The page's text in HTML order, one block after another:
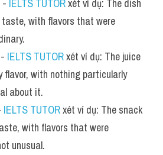
- IELTS TUTOR xét ví dụ: The dish
with flavors that were
IELTS TUTOR xét ví dụ: The juice
flavor, with nothing particularly
about it.
IELTS TUTOR xét ví dụ: The snack
with flavors that were
unusual.